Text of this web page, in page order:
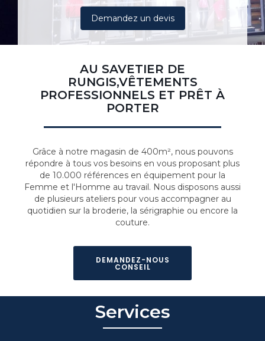
Demandez un devis
AU SAVETIER DE
RUNGIS,VÊTEMENTS
PROFESSIONNELS ET PRÊT À
PORTER
Grâce à notre magasin de 400m², nous pouvons
répondre à tous vos besoins en vous proposant plus
de 10.000 références en équipement pour la
Femme et l'Homme au travail. Nous disposons aussi
de plusieurs ateliers pour vous accompagner au
quotidien sur la broderie, la sérigraphie ou encore la
couture.
DEMANDEZ-NOUS
CONSEIL
Services